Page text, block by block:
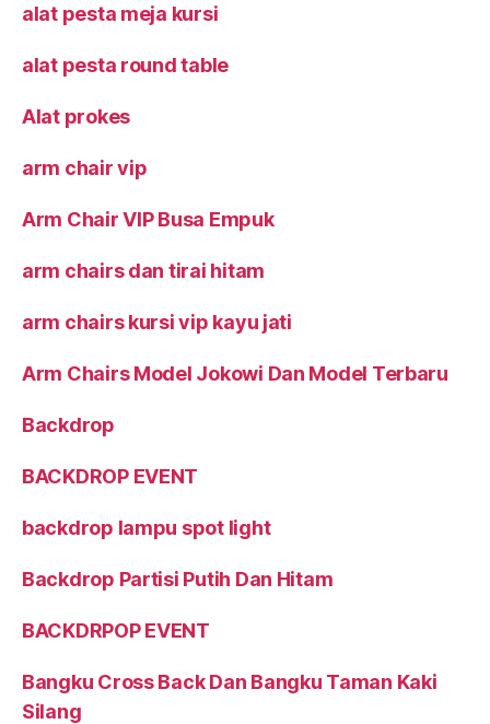
alat pesta meja kursi
alat pesta round table
Alat prokes
arm chair vip
Arm Chair VIP Busa Empuk
arm chairs dan tirai hitam
arm chairs kursi vip kayu jati
Arm Chairs Model Jokowi Dan Model Terbaru
Backdrop
BACKDROP EVENT
backdrop lampu spot light
Backdrop Partisi Putih Dan Hitam
BACKDRPOP EVENT
Bangku Cross Back Dan Bangku Taman Kaki
Silang